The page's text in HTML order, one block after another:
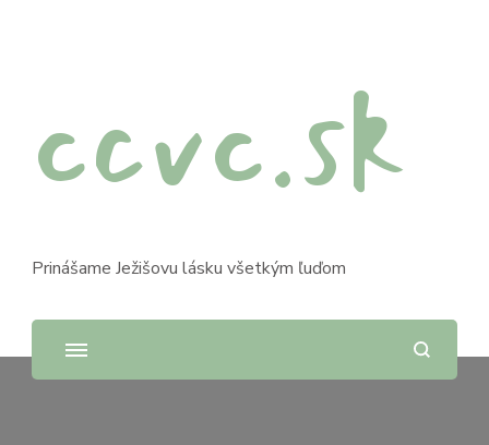
ccvc.sk
Prinášame Ježišovu lásku všetkým ľuďom